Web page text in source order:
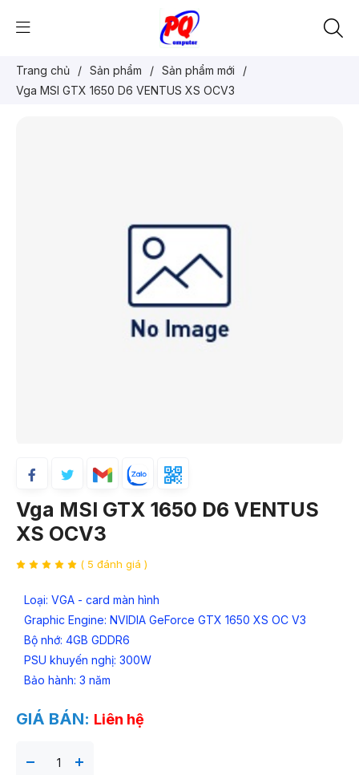
Trang chủ / Sản phẩm / Sản phẩm mới
/
Vga MSI GTX 1650 D6 VENTUS XS OCV3
Vga MSI GTX 1650 D6 VENTUS
XS OCV3
( 5 đánh giá )
Loại: VGA - card màn hình
Graphic Engine: NVIDIA GeForce GTX 1650 XS OC V3
Bộ nhớ: 4GB GDDR6
PSU khuyến nghị: 300W
Bảo hành: 3 năm
GIÁ BÁN: Liên hệ